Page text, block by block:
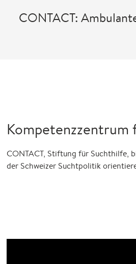
CONTACT:
Kompetenzzentrum
CONTACT, Stiftung für Suchthilfe,
der Schweizer Suchtpolitik